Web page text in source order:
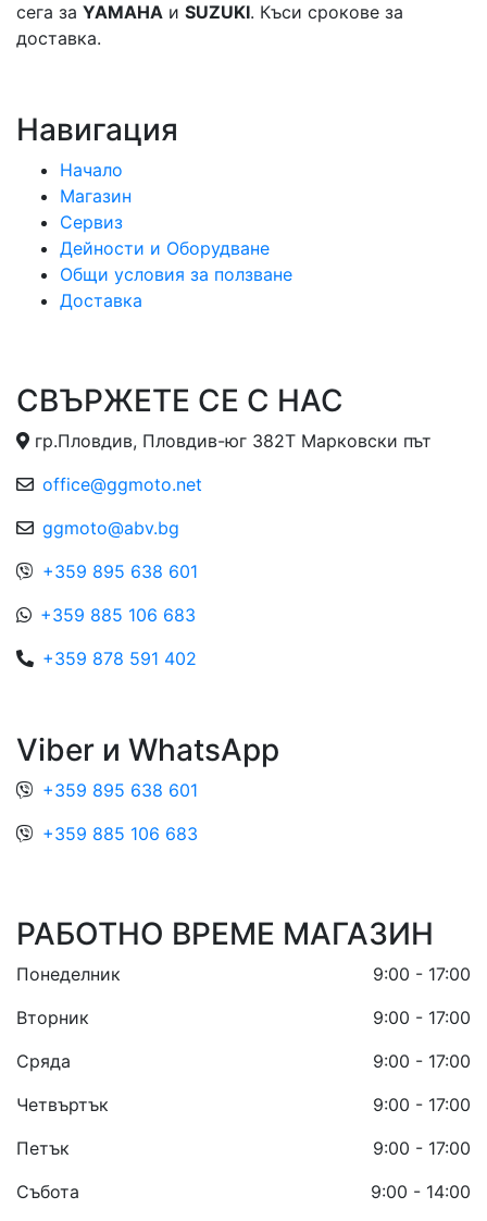
сега за YAMAHA и SUZUKI. Къси срокове за
доставка.
Навигация
Начало
Магазин
Сервиз
Дейности и Оборудване
Общи условия за ползване
Доставка
СВЪРЖЕТЕ СЕ С НАС
гр.Пловдив, Пловдив-юг 382Т Марковски път
office@ggmoto.net
ggmoto@abv.bg
+359 895 638 601
+359 885 106 683
+359 878 591 402
Viber и WhatsApp
+359 895 638 601
+359 885 106 683
РАБОТНО ВРЕМЕ МАГАЗИН
Понеделник
9:00 - 17:00
Вторник
9:00 - 17:00
Сряда
9:00 - 17:00
Четвъртък
9:00 - 17:00
Петък
9:00 - 17:00
Събота
9:00 - 14:00